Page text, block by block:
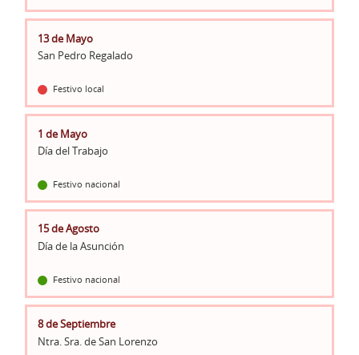
13 de Mayo
San Pedro Regalado
Festivo local
1 de Mayo
Día del Trabajo
Festivo nacional
15 de Agosto
Día de la Asunción
Festivo nacional
8 de Septiembre
Ntra. Sra. de San Lorenzo